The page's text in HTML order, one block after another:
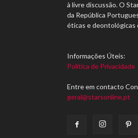
à livre discussão. O
da República
éticas e deontológicas
Informações Úteis:
Política de Privacidade
Entre em contacto
geral@starsonline.pt